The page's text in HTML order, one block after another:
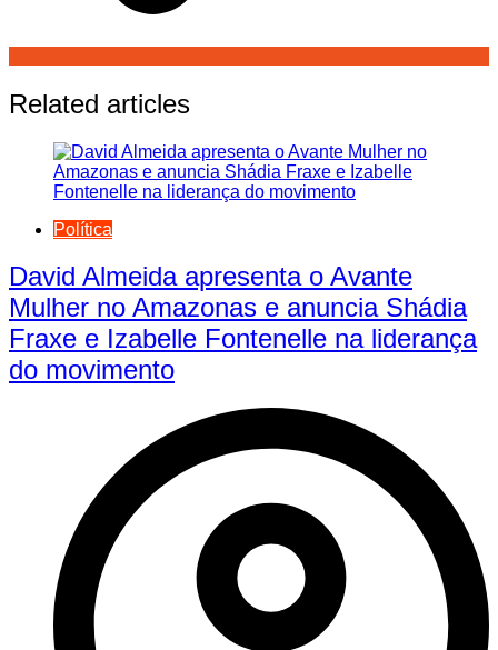
Related articles
Política
David Almeida apresenta o Avante
Mulher no Amazonas e anuncia Shádia
Fraxe e Izabelle Fontenelle na liderança
do movimento